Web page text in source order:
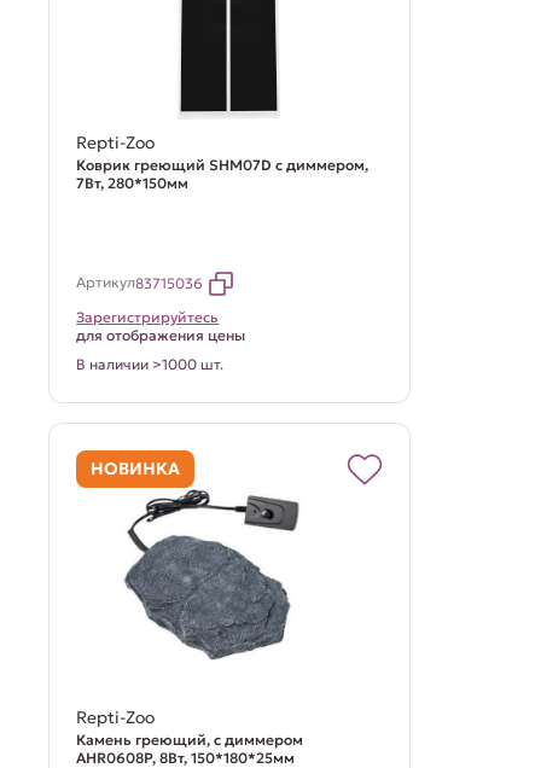
Repti-Zoo
Коврик греющий SHM07D с диммером,
7Вт, 280*150мм
Артикул83715036
Зарегистрируйтесь
для отображения цены
В наличии >1000 шт.
НОВИНКА
Repti-Zoo
Камень греющий, с диммером
AHR0608P, 8Вт, 150*180*25мм